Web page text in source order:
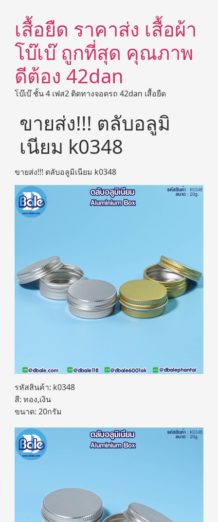
เสื้อยืด ราคาส่ง เสื้อผ้า
โบ๊เบ๊ ถูกที่สุด คุณภาพ
ดีต้อง 42dan
โบ๊เบ๊ ชั้น 4 เฟส2 ติดทางจอดรถ 42dan เสื้อยืด
ขายส่ง!!! ตลับอลูมิ
เนียม k0348
ขายส่ง!!! ตลับอลูมิเนียม k0348
รหัสสินค้า: k0348
สี: ทอง,เงิน
ขนาด: 20กรัม